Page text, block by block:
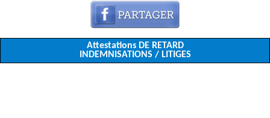
Attestations DE RETARD
INDEMNISATIONS / LITIGES